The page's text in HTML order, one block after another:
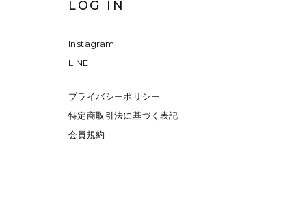
LOG IN
Instagram
LINE
プライバシーポリシー
特定商取引法に基づく表記
会員規約